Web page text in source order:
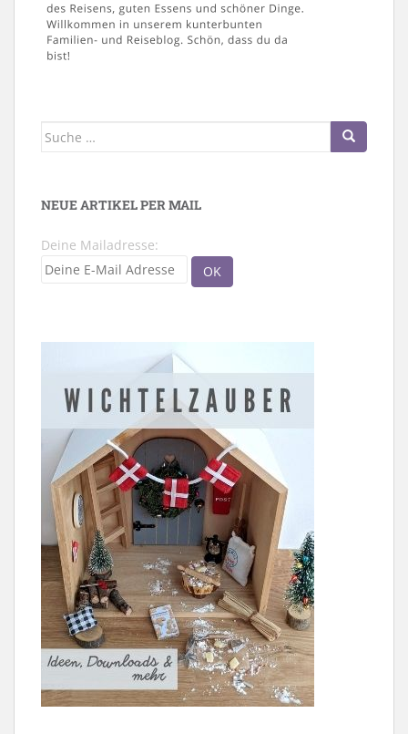
Suche
NEUE ARTIKEL PER MAIL
Deine Mailadresse: